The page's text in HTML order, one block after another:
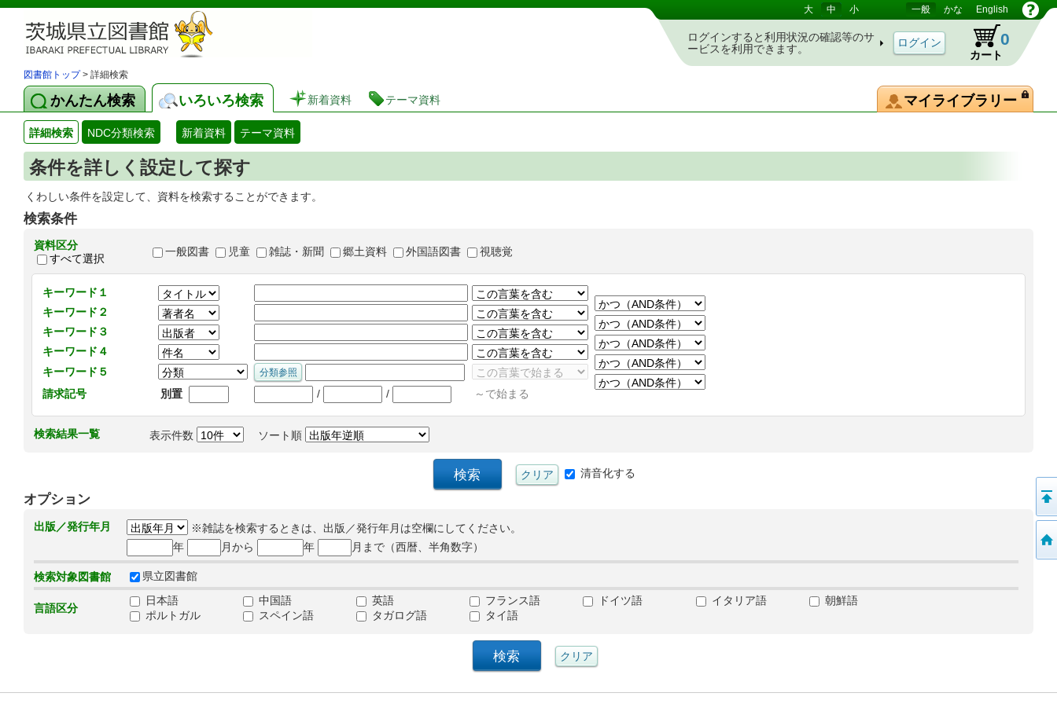
茨城県立図書館 蔵書検索・予約システム 大 中 小 一般 かな English
ログインすると利用状況の確認等のサ
ービスを利用できます。
カート
0
図書館トップ> 詳細検索
かんたん検索 いろいろ検索 新着資料 テーマ資料 マイライブラリー
詳細検索 NDC分類検索 新着資料 テーマ資料
条件を詳しく設定して探す
くわしい条件を設定して、資料を検索することができます。
検索条件
資料区分
すべて選択
一般図書 児童 雑誌・新聞 郷土資料 外国語図書 視聴覚
キーワード１
キーワード２
キーワード３
キーワード４
キーワード５
請求記号
別置 / / ～で始まる
検索結果一覧 表示件数 ソート順
清音化する
オプション
出版／発行年月
※雑誌を検索するときは、出版／発行年月は空欄にしてください。
年
月から 年 月まで（西暦、半角数字）
検索対象図書館 県立図書館
言語区分
日本語 中国語 英語 フランス語 ドイツ語 イタリア語
朝鮮語
ポルトガル
スペイン語 タガログ語 タイ語